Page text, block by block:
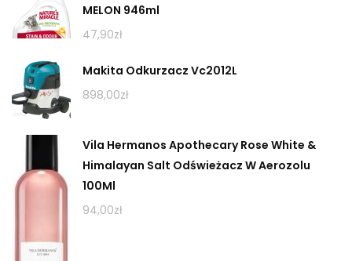
MELON 946ml
47,90zł
Makita Odkurzacz Vc2012L
898,00zł
Vila Hermanos Apothecary Rose White &
Himalayan Salt Odświeżacz W Aerozolu
100Ml
94,00zł